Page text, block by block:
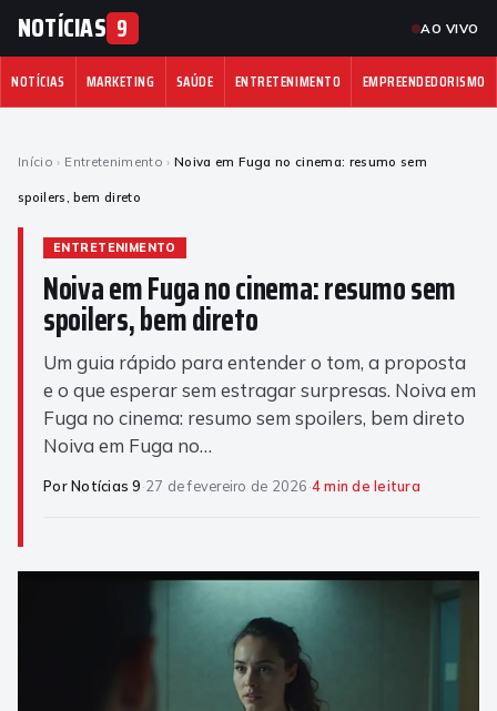
NOTÍCIAS 9 AO VIVO
NOTÍCIAS MARKETING SAÚDE ENTRETENIMENTO EMPREENDEDORISMO
Início › Entretenimento › Noiva em Fuga no cinema: resumo sem
spoilers, bem direto
ENTRETENIMENTO
Noiva em Fuga no cinema: resumo sem
spoilers, bem direto
Um guia rápido para entender o tom, a proposta
e o que esperar sem estragar surpresas. Noiva em
Fuga no cinema: resumo sem spoilers, bem direto
Noiva em Fuga no…
Por Notícias 9·27 de fevereiro de 2026·4 min de leitura